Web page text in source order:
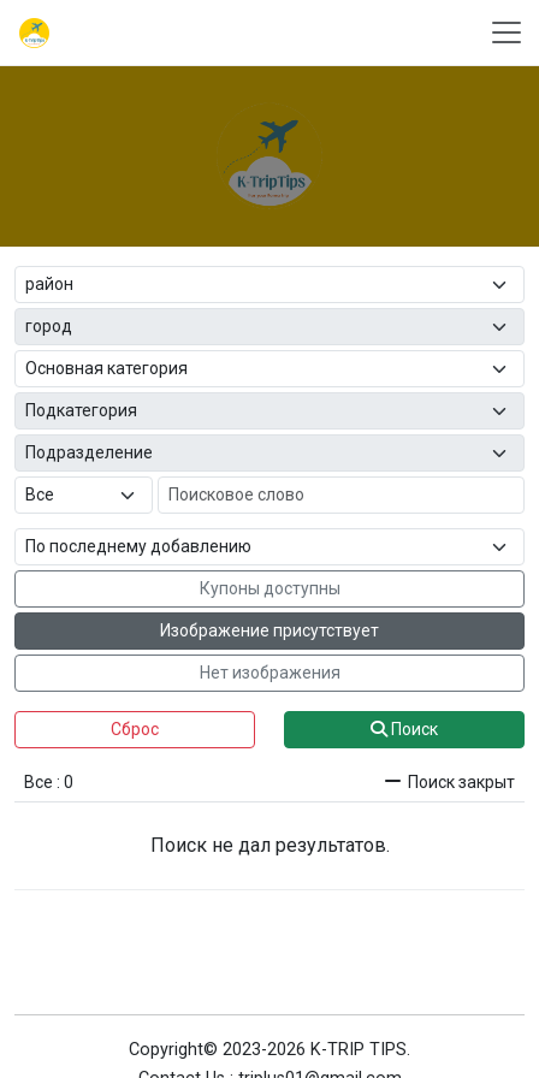
Купоны доступны
Изображение присутствует
Нет изображения
Сброс Поиск
Все : 0 Поиск закрыт
Поиск не дал результатов.
Copyright© 2023-2026 K-TRIP TIPS.